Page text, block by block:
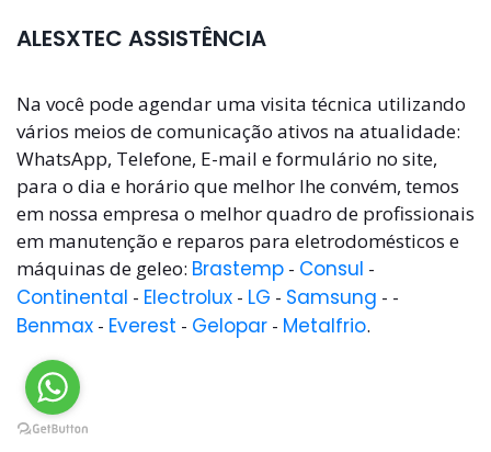
ALESXTEC ASSISTÊNCIA
Na você pode agendar uma visita técnica utilizando
vários meios de comunicação ativos na atualidade:
WhatsApp, Telefone, E-mail e formulário no site,
para o dia e horário que melhor lhe convém, temos
em nossa empresa o melhor quadro de profissionais
em manutenção e reparos para eletrodomésticos e
máquinas de geleo: Brastemp - Consul -
Continental - Electrolux - LG - Samsung - -
Benmax - Everest - Gelopar - Metalfrio.